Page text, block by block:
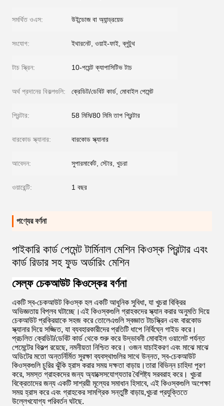
সমর্থিত ওএস: উইন্ডোজ বা অ্যান্ড্রয়েড
সংযোগ: ইথারনেট, ওয়াই-ফাই, ব্লুটুথ
টাচ স্ক্রিন: 10-পয়েন্ট ক্যাপাসিটিভ টাচ
অর্থ প্রদানের বিকল্পগুলি: ক্রেডিট/ডেবিট কার্ড, মোবাইল পেমেন্ট
প্রিন্টার: 58 মিমি/80 মিমি তাপ প্রিন্টার
বারকোড স্ক্যানার: বারকোড স্ক্যানার
আবেদন: সুপারমার্কেট, স্টোর, খুচরা
ওয়ারেন্টি: 1 বছর
পণ্যের বর্ণনা
পাইকারি কার্ড পেমেন্ট টার্মিনাল মেশিন কিওস্ক প্রিন্টার এবং
কার্ড রিডার সহ ফুড অর্ডারিং মেশিন
সেল্ফ চেকআউট কিওস্কের বর্ণনা
একটি স্ব-চেকআউট কিওস্ক হল একটি আধুনিক সুবিধা, যা খুচরা বিক্রির
অভিজ্ঞতায় বিপ্লব ঘটাচ্ছে।এই কিওস্কগুলি গ্রাহকদের স্ক্যান করার অনুমতি দিয়ে
চেকআউট প্রক্রিয়াকে সহজ করে তোলেএগুলি স্বজ্ঞাত টাচস্ক্রিন এবং বারকোড
স্ক্যানার দিয়ে সজ্জিত, যা ব্যবহারকারীদের প্রতিটি ধাপে নির্বিঘ্নে গাইড করে।
প্রচলিত ক্রেডিট/ডেবিট কার্ড থেকে শুরু করে উদ্ভাবনী মোবাইল ওয়ালেট পর্যন্ত
পেমেন্টের বিকল্প রয়েছে, নমনীয়তা নিশ্চিত করে। ওজন যাচাইকরণ এবং মাঝে মাঝে
অডিটের মতো অন্তর্নির্মিত সুরক্ষা ব্যবস্থাগুলির সাথে উন্নত, স্ব-চেকআউট
কিওস্কগুলি চুরির ঝুঁকি হ্রাস করার সময় দক্ষতা বাড়ায়।তারা বিভিন্ন চাহিদা পূরণ
করে, সমস্ত গ্রাহকদের জন্য অ্যাক্সেসযোগ্যতার বৈশিষ্ট্য সরবরাহ করে। খুচরা
বিক্রেতাদের জন্য একটি সাশ্রয়ী মূল্যের সমাধান হিসাবে, এই কিওস্কগুলি অপেক্ষা
সময় হ্রাস করে এবং গ্রাহকের সামগ্রিক সন্তুষ্টি বাড়ায়,খুচরা প্রযুক্তিতে
উল্লেখযোগ্য পরিবর্তন ঘটছে.